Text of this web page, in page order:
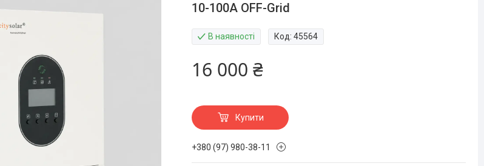
10-100A OFF-Grid
В наявності Код:45564
16 000 ₴
Купити
+380 (97) 980-38-11